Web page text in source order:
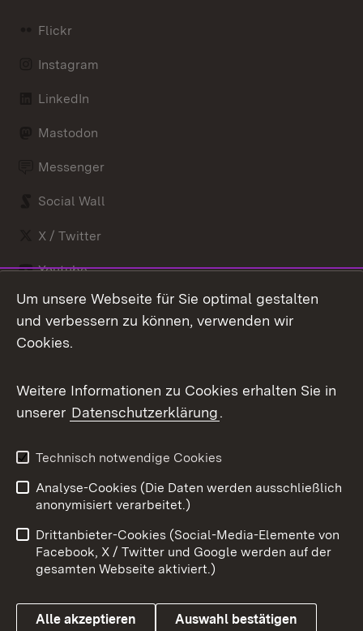
Flickr
Instagram
LinkedIn
Mastodon
Messenger
Social Wall
X / Twitter
Youtube
Link zum Landesportal
Impressum
Datenschutz
Cookies
Um unsere Webseite für Sie optimal gestalten
und verbessern zu können, verwenden wir
Cookies.
Weitere Informationen zu Cookies erhalten Sie in
unserer Datenschutzerklärung.
Technisch notwendige Cookies
Analyse-Cookies (Die Daten werden ausschließlich
anonymisiert verarbeitet.)
Drittanbieter-Cookies (Social-Media-Elemente von
Facebook, X / Twitter und Google werden auf der
gesamten Webseite aktiviert.)
Alle akzeptieren Auswahl bestätigen